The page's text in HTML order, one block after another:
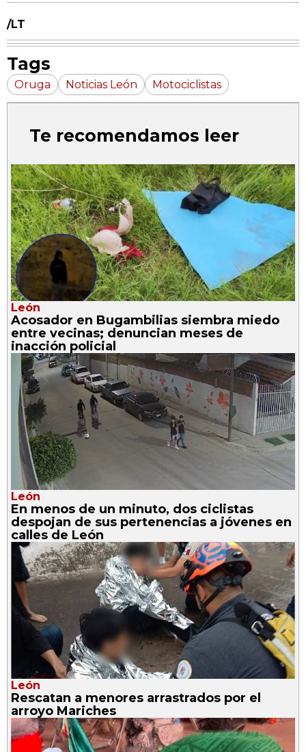
/LT
Tags
Oruga Noticias León Motociclistas
Te recomendamos leer
León
Acosador en Bugambilias siembra miedo
entre vecinas; denuncian meses de
inacción policial
León
En menos de un minuto, dos ciclistas
despojan de sus pertenencias a jóvenes en
calles de León
León
Rescatan a menores arrastrados por el
arroyo Mariches